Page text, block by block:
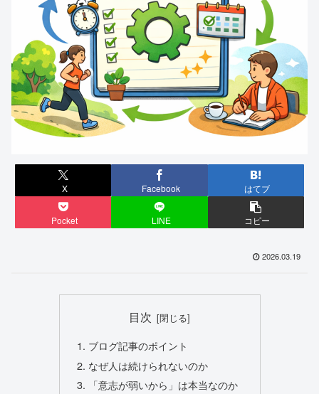
X Facebook はてブ
Pocket LINE コピー
2026.03.19
目次
ブログ記事のポイント
なぜ人は続けられないのか
「意志が弱いから」は本当なのか